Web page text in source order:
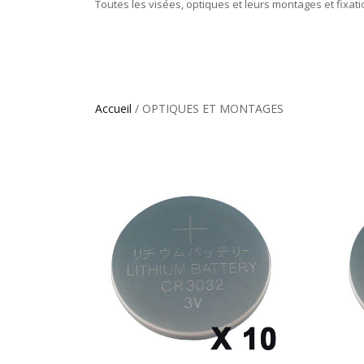
Toutes les visées, optiques et leurs montages et
Accueil / OPTIQUES ET MONTAGES